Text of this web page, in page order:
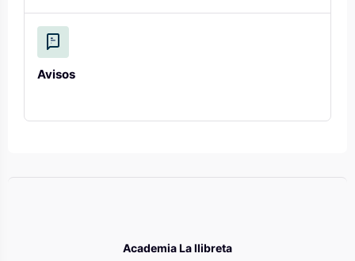
Avisos
Academia La llibreta